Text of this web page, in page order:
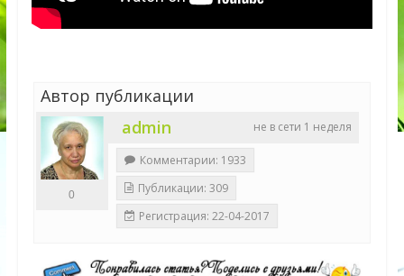
Автор публикации
не в сети 1 неделя
admin
0
Комментарии: 1933
Публикации: 309
Регистрация: 22-04-2017